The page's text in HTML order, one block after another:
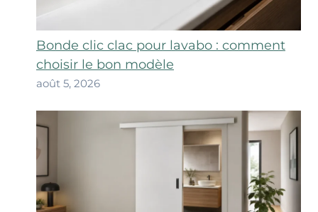
Bonde clic clac pour lavabo : comment
choisir le bon modèle
août 5, 2026